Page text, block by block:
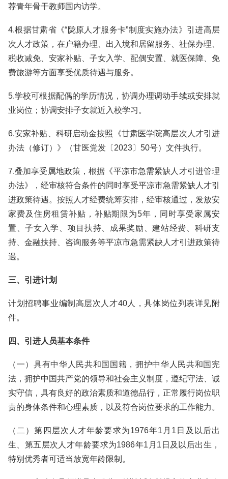
荐青年骨干教师国内访学。
4.根据甘肃省《“陇原人才服务卡”制度实施办法》引进高层
次人才政策，在户籍办理、出入境和居留服务、社保办理、
税收减免、安家补贴、子女入学、配偶安置、就医保障、免
费旅游等方面享受优质待遇与服务。
5.学校可根据配偶的学历情况，协调办理调动手续或安排就
业岗位；协调安排子女就近入校学习。
6.安家补贴、科研启动金按照《甘肃医学院高层次人才引进
办法（修订）》（甘医党发〔2023〕50号）文件执行。
7.叠加享受属地政策，根据《平凉市急需紧缺人才引进管理
办法》，经审核符合条件的同时享受平凉市急需紧缺人才引
进政策待遇。按照人才经费统筹安排，经审核通过，发放安
家费及住房租赁补贴，补贴期限为5年，同时享受家属安
置、子女入学、项目扶持、成果奖励、建站经费、科研支
持、金融扶持、咨询服务等平凉市急需紧缺人才引进政策待
遇。
三、引进计划
计划招聘事业编制高层次人才40人，具体岗位列表详见附
件。
四、引进人员基本条件
（一）具有中华人民共和国国籍，拥护中华人民共和国宪
法，拥护中国共产党的领导和社会主义制度，遵纪守法、诚
实守信，具有良好的政治素质和道德品行，正常履行岗位职
责的身体条件和心理素质，以及符合岗位要求的工作能力。
（二）第四层次人才年龄要求为1976年1月1日及以后出
生、第五层次人才年龄要求为1986年1月1日及以后出生，
特别优秀者可适当放宽年龄限制。